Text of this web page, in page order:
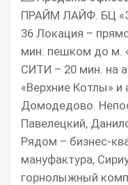
ПРАЙМ ЛАЙФ. БЦ
36 Локация –
мин. пешком до м.
СИТИ – 20 мин. на
«Верхние Котлы» и
Домодедово.
Павелецкий,
Рядом – бизнес-
мануфактура,
горнолыжный